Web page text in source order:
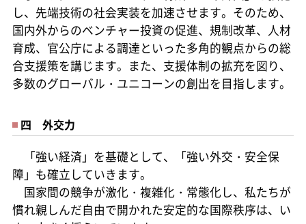
し、先端技術の社会実装を加速させます。そのため、
国内外からのベンチャー投資の促進、規制改革、人材
育成、官公庁による調達といった多角的観点からの総
合支援策を講じます。また、支援体制の拡充を図り、
多数のグローバル・ユニコーンの創出を目指します。
四 外交力
「強い経済」を基礎として、「強い外交・安全保
障」も確立していきます。
国家間の競争が激化・複雑化・常態化し、私たちが
慣れ親しんだ自由で開かれた安定的な国際秩序は、い